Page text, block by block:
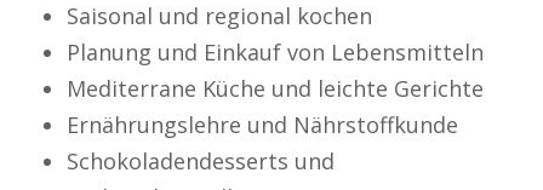
Saisonal und regional kochen
Planung und Einkauf von Lebensmitteln
Mediterrane Küche und leichte Gerichte
Ernährungslehre und Nährstoffkunde
Schokoladendesserts und